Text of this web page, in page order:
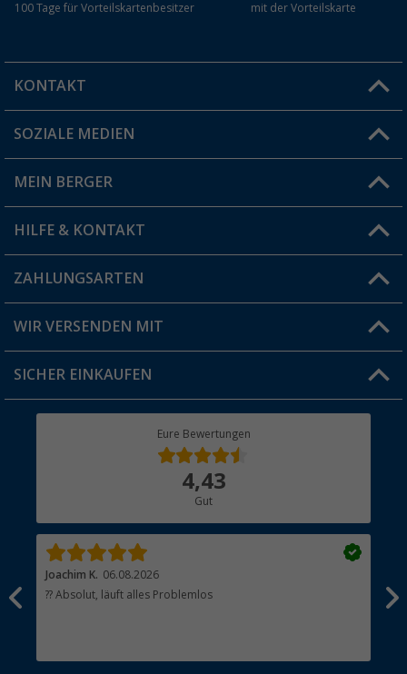
100 Tage für Vorteilskartenbesitzer
mit der Vorteilskarte
KONTAKT
Du hast eine Frage?
Filiale finden
SOZIALE MEDIEN
MEIN BERGER
Vorteilskarte
Blog
Jobs & Karriere
HILFE & KONTAKT
FAQ & Kontakt
Versandinformationen
Rücksendung
ZAHLUNGSARTEN
WIR VERSENDEN MIT
SICHER EINKAUFEN
Eure Bewertungen
4,43
Gut
Joachim K. 06.08.2026
?? Absolut, läuft alles Problemlos